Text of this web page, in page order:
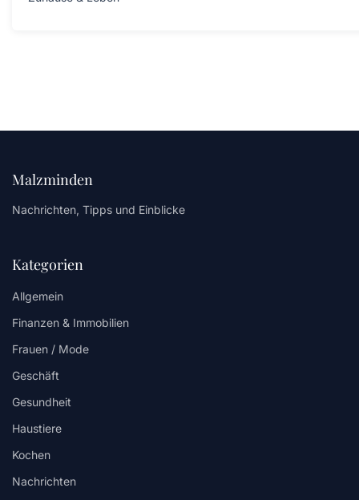
Malzminden
Nachrichten, Tipps und Einblicke
Kategorien
Allgemein
Finanzen & Immobilien
Frauen / Mode
Geschäft
Gesundheit
Haustiere
Kochen
Nachrichten